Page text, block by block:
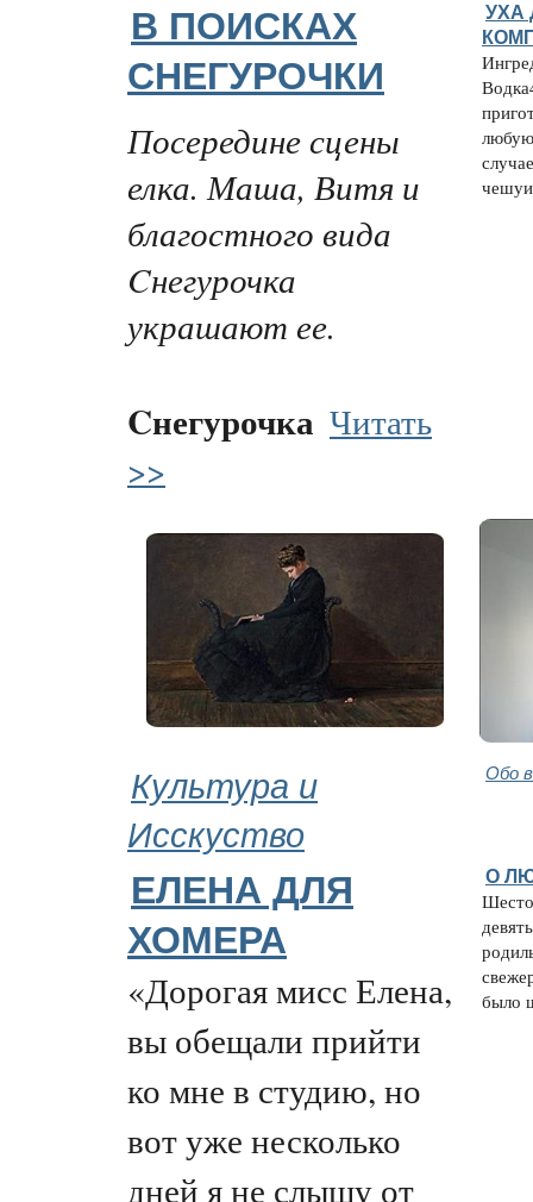
В ПОИСКАХ
СНЕГУРОЧКИ
Посередине сцены
елка. Маша, Витя и
благостного вида
Cнегурочка
украшают ее.
Cнегурочка Читать
>>
УХА
Культура и
Исскуство
Обо
ЕЛЕНА ДЛЯ
ХОМЕРА
«Дорогая мисс Елена,
вы обещали прийти
ко мне в студию, но
вот уже несколько
дней я не слышу от
О
было